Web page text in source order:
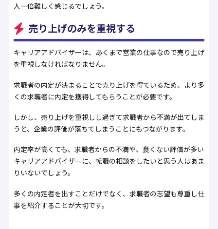
人一倍難しく感じるでしょう。
売り上げのみを重視する
キャリアアドバイザーは、あくまで営業の仕事なので売り上げ
を重視しなければなりません。
求職者の内定が決まることで売り上げを得ているため、より多
くの求職者に内定を獲得してもらうことが必要です。
しかし、売り上げを重視しし過ぎて求職者から不満が出てしま
うと、企業の評価が落ちてしまうことにもつながります。
内定率が高くても、求職者からの不満や、良くない評価が多い
キャリアアドバイザーに、転職の相談をしたいと思う人はあま
りいないでしょう。
多くの内定者を出すことだけでなく、求職者の志望も尊重し仕
事を紹介することが大切です。